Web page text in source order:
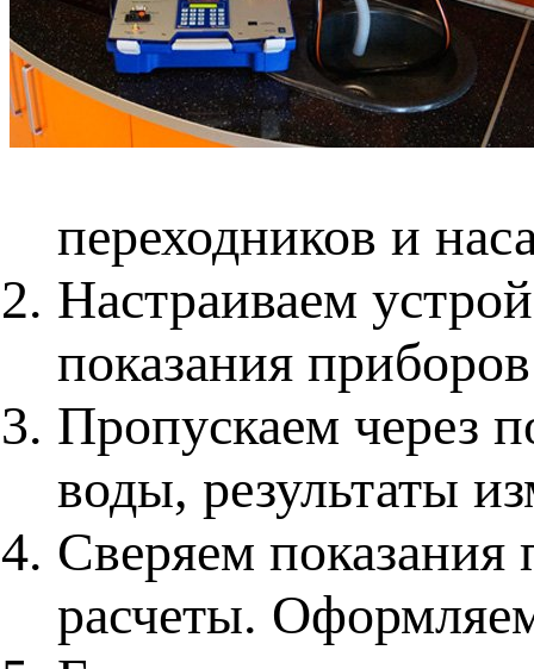
переходников и
Настраиваем
показания
Пропускаем через
воды, результаты
Сверяем
расчеты.